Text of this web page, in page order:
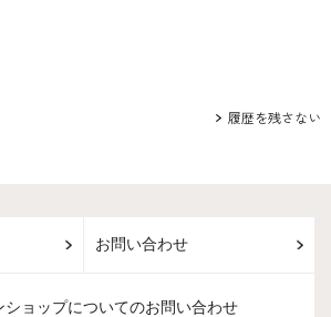
履歴を残さない
お問い合わせ
ショップについてのお問い合わせ